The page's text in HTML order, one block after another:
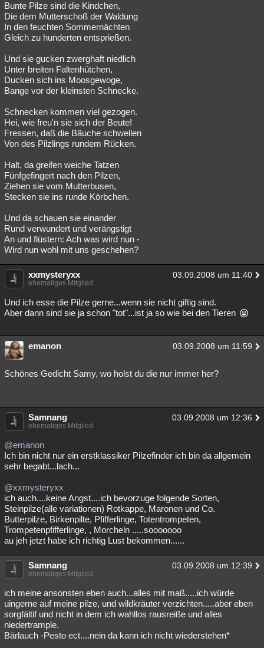
Bunte Pilze sind die Kindchen,
Die dem Mutterschoß der Waldung
In den feuchten Sommernächten
Gleich zu hunderten entsprießen.
Und sie gucken zwerghaft niedlich
Unter breiten Faltenhütchen,
Ducken sich ins Moosgewoge,
Bange vor der kleinsten Schnecke.
Schnecken kommen viel gezogen.
Hei, wie freu'n sie sich der Beute!
Fressen, daß die Bäuche schwellen
Von des Pilzlings rundem Rücken.
Halt, da greifen weiche Tatzen
Fünfgefingert nach den Pilzen,
Ziehen sie vom Mutterbusen,
Stecken sie ins runde Körbchen.
Und da schauen sie einander
Rund verwundert und verängstigt
An und flüstern: Ach was wird nun -
Wird nun wohl mit uns geschehen?
xxmysteryxx 03.09.2008 um 11:40
ehemaliges Mitglied
Und ich esse die Pilze gerne...wenn sie nicht giftig sind.
Aber dann sind sie ja schon "tot"...ist ja so wie bei den Tieren
emanon 03.09.2008 um 11:59
Schönes Gedicht Samy, wo holst du die nur immer her?
Samnang 03.09.2008 um 12:36
ehemaliges Mitglied
@emanon
Ich bin nicht nur ein erstklassiker Pilzefinder ich bin da allgemein
sehr begabt...lach...
@xxmysteryxx
ich auch....keine Angst....ich bevorzuge folgende Sorten,
Steinpilze(alle variationen) Rotkappe, Maronen und Co.
Butterpilze, Birkenpilte, Pfifferlinge, Totentrompeten,
Trompetenpfifferlinge, , Morcheln .....sooooooo
au jeh jetzt habe ich richtig Lust bekommen......
Samnang 03.09.2008 um 12:39
ehemaliges Mitglied
ich meine ansonsten eben auch...alles mit maß.....ich würde
uingerne auf meine pilze, und wildkräuter verzichten.....aber eben
sorgfältif und nicht in dem ich wahllos rausreiße und alles
niedertrample.
Bärlauch -Pesto ect....nein da kann ich nicht wiederstehen*